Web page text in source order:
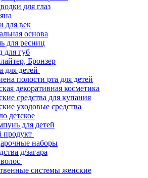
для глаз
для век
основа
для ресниц
для губ
Бронзер
для детей
полости рта для детей
декоративная косметика
средства для купания
уходовые средства
детское
для детей
продукт
наборы
д/загара
системы женские